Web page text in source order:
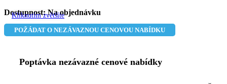
Kliknutím zvětšíte
Dostupnost:Na objednávku
POŽÁDAT O NEZÁVAZNOU CENOVOU NABÍDKU
Poptávka nezávazné cenové nabídky